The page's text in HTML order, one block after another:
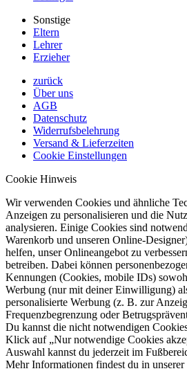
Sonstige
Eltern
Lehrer
Erzieher
zurück
Über uns
AGB
Datenschutz
Widerrufsbelehrung
Versand & Lieferzeiten
Cookie Einstellungen
Cookie Hinweis
Wir verwenden Cookies und ähnliche
Anzeigen zu personalisieren und die
analysieren. Einige Cookies sind
Warenkorb und unseren Online-
helfen, unser Onlineangebot zu
betreiben. Dabei können
Kennungen (Cookies, mobile IDs)
Werbung (nur mit deiner Einwilligung)
personalisierte Werbung (z. B. zur
Frequenzbegrenzung oder
Du kannst die nicht notwendigen
Klick auf „Nur notwendige Cookies
Auswahl kannst du jederzeit im
Mehr Informationen findest du in